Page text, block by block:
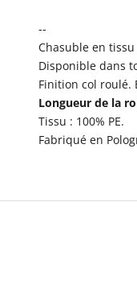
--
Chasuble en
Disponible dans
Finition col roulé.
Longueur de la
Tissu : 100% PE.
Fabriqué en